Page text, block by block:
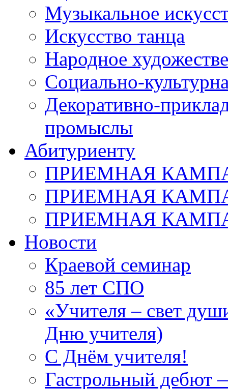
Музыкальное
Искусство танца
Народное
Социально-
Декоративно-
промыслы
Абитуриенту
ПРИЕМНАЯ
ПРИЕМНАЯ
ПРИЕМНАЯ
Новости
Краевой семинар
85 лет СПО
«Учителя – свет
Дню учителя)
С Днём учителя!
Гастрольный дебют